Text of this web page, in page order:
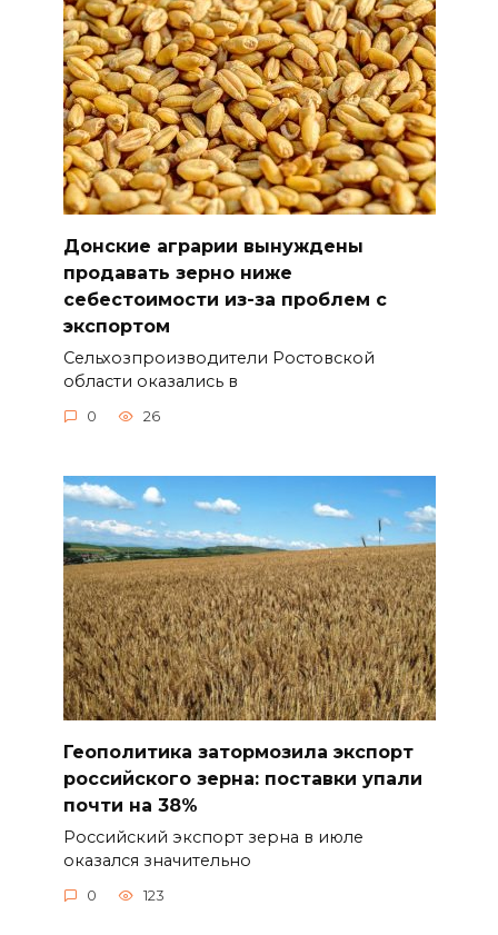
Донские аграрии вынуждены
продавать зерно ниже
себестоимости из-за проблем с
экспортом
Сельхозпроизводители Ростовской
области оказались в
0 26
Геополитика затормозила экспорт
российского зерна: поставки упали
почти на 38%
Российский экспорт зерна в июле
оказался значительно
0 123